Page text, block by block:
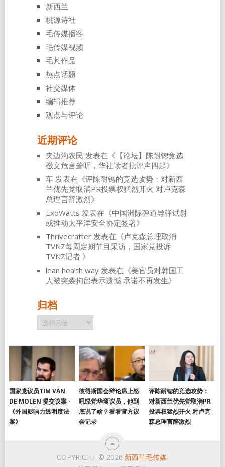
新西兰
桃源诗社
毛传媒播客
毛传媒视频
毛芃作品
热点话题
社交媒体
编辑推荐
观点与评论
近期评论
夹边沟农民 发表在《 【论坛】陈耐锶竞选
檄文危言耸听，华社读者批评声四起》
车发表在《评陈耐锶的竞选攻势：对新西
兰优先党取消PR投票权猛烈开火 对卢克森
总理言辞激烈》
ExoWatts 发表在《中国洲际弹道导弹试射
或推动太平洋安全协定签署》
Thrivecrafter发表在《卢克森总理取消
TVNZ每周定期节目采访，国家党投诉
TVNZ记者 》
lean health way发表在《美官员对韩国工
人被突袭拘留表示遗憾 承诺不再发生》
归档
归
档
国家党议员TIM VAN
DE MOLEN 提交议案 -
《外国影响力透明度法
案》
彼得斯国会辩论席上怒
吼绿党华裔议员，他到
底说了啥？看看官方议
会记录
评陈耐锶的竞选攻势：
对新西兰优先党取消PR
投票权猛烈开火 对卢克
森总理言辞激烈
COPYRIGHT © 2026 新西兰毛传媒.